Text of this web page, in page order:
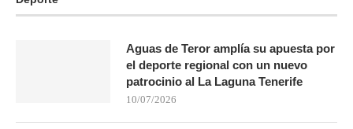
Aguas de Teror amplía su apuesta por
el deporte regional con un nuevo
patrocinio al La Laguna Tenerife
10/07/2026